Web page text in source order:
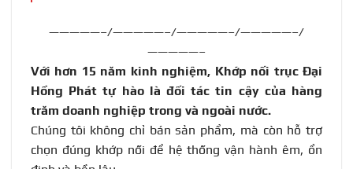
—————–/—————–/—————–/—————–/
—————–
Với hơn 15 năm kinh nghiệm, Khớp nối trục Đại
Hồng Phát tự hào là đối tác tin cậy của hàng
trăm doanh nghiệp trong và ngoài nước.
Chúng tôi không chỉ bán sản phẩm, mà còn hỗ trợ
chọn đúng khớp nối để hệ thống vận hành êm, ổn